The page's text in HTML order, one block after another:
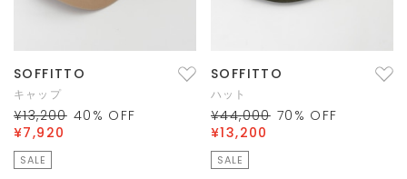
SOFFITTO
キャップ
¥13,200 40 % OFF
¥7,920
SALE
SOFFITTO
ハット
¥44,000 70 % OFF
¥13,200
SALE